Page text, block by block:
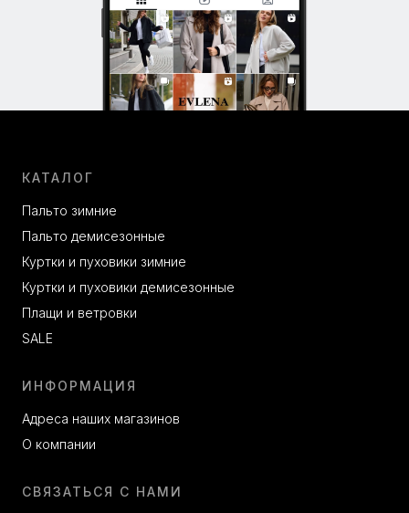
КАТАЛОГ
Пальто зимние
Пальто демисезонные
Куртки и пуховики зимние
Куртки и пуховики демисезонные
Плащи и ветровки
SALE
ИНФОРМАЦИЯ
Адреса наших магазинов
О компании
СВЯЗАТЬСЯ С НАМИ